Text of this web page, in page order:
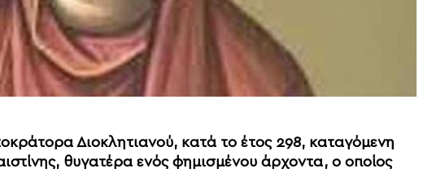
Διοκλητιανού, κατά το έτος 298, καταγόμενη
θυγατέρα ενός φημισμένου άρχοντα, ο οποίος
εξοχήν μεταμορφωτική
δύναμη μέσα σε έναν
κόσμο που παραπαίει
πνευματικά»